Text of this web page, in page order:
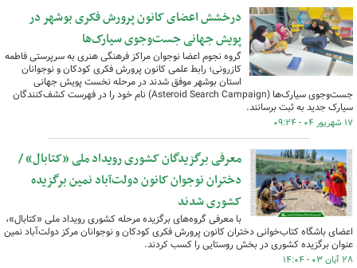
درخشش اعضای کانون پرورش فکری بوشهر در
پویش جهانی جست‌وجوی سیارک‌ها
گروه نجوم اعضا نوجوان مراکز فرهنگی هنری به سرپرستی فاطمه
کازرونی؛ رابط علمی کانون پرورش فکری کودکان و نوجوانان
استان بوشهر موفق شدند در مرحله نخست پویش جهانی
جست‌وجوی سیارک‌ها (Asteroid Search Campaign) نام خود را در فهرست کشف‌کنندگان
سیارک جدید به ثبت برسانند.
۱۷ شهریور ۰۴ - ۰۹:۲۴
معرفی برگزیدگان کشوری رویداد ملی «کتابال» /
دختران نوجوان کانون دولت‌آباد نمین برگزیده
کشوری شدند
با معرفی گروه‌های برگزیده مرحله کشوری رویداد ملی «کتابال»،
اعضای باشگاه کتاب‌خوانی دختران کانون پرورش فکری کودکان و نوجوانان مرکز دولت‌آباد نمین
عنوان برگزیده کشوری در بخش روستایی را کسب کردند.
۲۸ آبان ۰۳ - ۱۴:۰۴